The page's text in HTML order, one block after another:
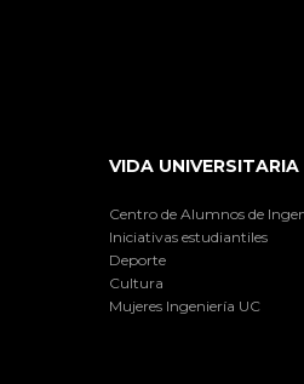
VIDA UNIVERSITARIA
Centro de Alumnos de
Iniciativas estudiantiles
Deporte
Cultura
Mujeres Ingeniería UC